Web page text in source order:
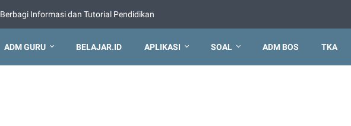
Berbagi Informasi dan Tutorial Pendidikan
ADM GURU BELAJAR.ID APLIKASI SOAL ADM BOS TKA